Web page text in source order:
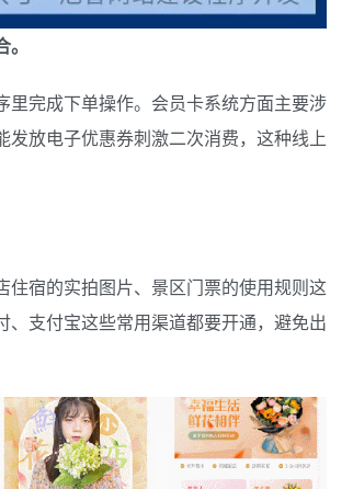
完成下单操作。会员卡系统方面主要涉
放电子优惠券刺激二次消费，这种线上
宿的实拍图片、景区门票的使用规则这
支付宝这些常用渠道都要开通，避免出